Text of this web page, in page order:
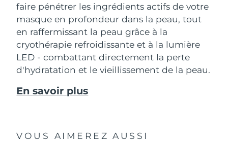
faire pénétrer les ingrédients actifs de votre
masque en profondeur dans la peau, tout
en raffermissant la peau grâce à la
cryothérapie refroidissante et à la lumière
LED - combattant directement la perte
d'hydratation et le vieillissement de la peau.
En savoir plus
VOUS AIMEREZ AUSSI